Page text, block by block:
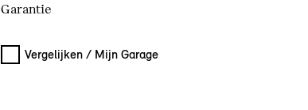
Garantie
Vergelijken / Mijn Garage